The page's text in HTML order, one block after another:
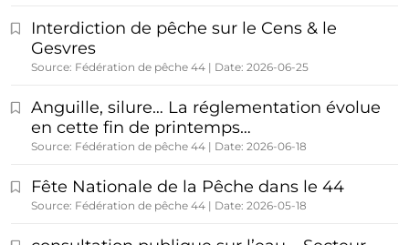
Interdiction de pêche sur le Cens & le
Gesvres
Source: Fédération de pêche 44 Date: 2026-06-25
Anguille, silure… La réglementation évolue
en cette fin de printemps…
Source: Fédération de pêche 44 Date: 2026-06-18
Fête Nationale de la Pêche dans le 44
Source: Fédération de pêche 44 Date: 2026-05-18